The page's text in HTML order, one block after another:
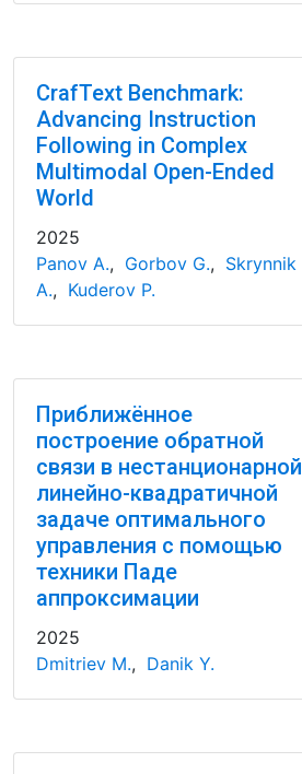
CrafText Benchmark:
Advancing Instruction
Following in Complex
Multimodal Open-Ended
World
2025
Panov A., Gorbov G., Skrynnik
A., Kuderov P.
Приближённое
построение обратной
связи в нестанционарной
линейно-квадратичной
задаче оптимального
управления с помощью
техники Паде
аппроксимации
2025
Dmitriev M., Danik Y.